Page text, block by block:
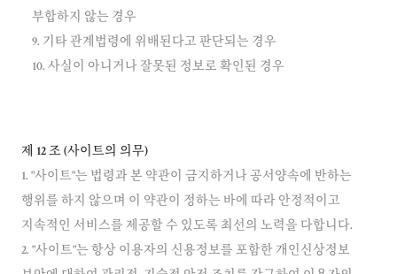
부합하지 않는 경우
9. 기타 관계법령에 위배된다고 판단되는 경우
제 12 조 (사이트의 의무)
1. "사이트"는 법령과 본 약관이 금지하거나 공서양속에 반하는
행위를 하지 않으며 이 약관이 정하는 바에 따라 안정적이고
지속적인 서비스를 제공할 수 있도록 최선의 노력을 다합니다.
2. "사이트"는 항상 이용자의 신용정보를 포함한 개인신상정보